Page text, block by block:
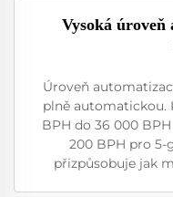
Vysoká úroveň
Úroveň
plně automatickou.
BPH do 36 000
200 BPH pro 5-
přizpůsobuje jak